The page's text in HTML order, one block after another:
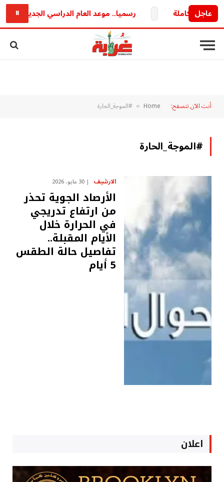
عاجل رسميا.. موعد العام الدراسي الجديد 2026/2027 وخريطة الدراسة والامتحانات كاملة ⏸
أنت الآن تتصفح: Home
» #الموجة_الحارة
#الموجة_الحارة
الارشيف 30 مايو، 2026
الأرصاد الجوية تحذر
من ارتفاع تدريجي
في الحرارة خلال
الأيام المقبلة..
تفاصيل حالة الطقس
5 أيام
اعلان